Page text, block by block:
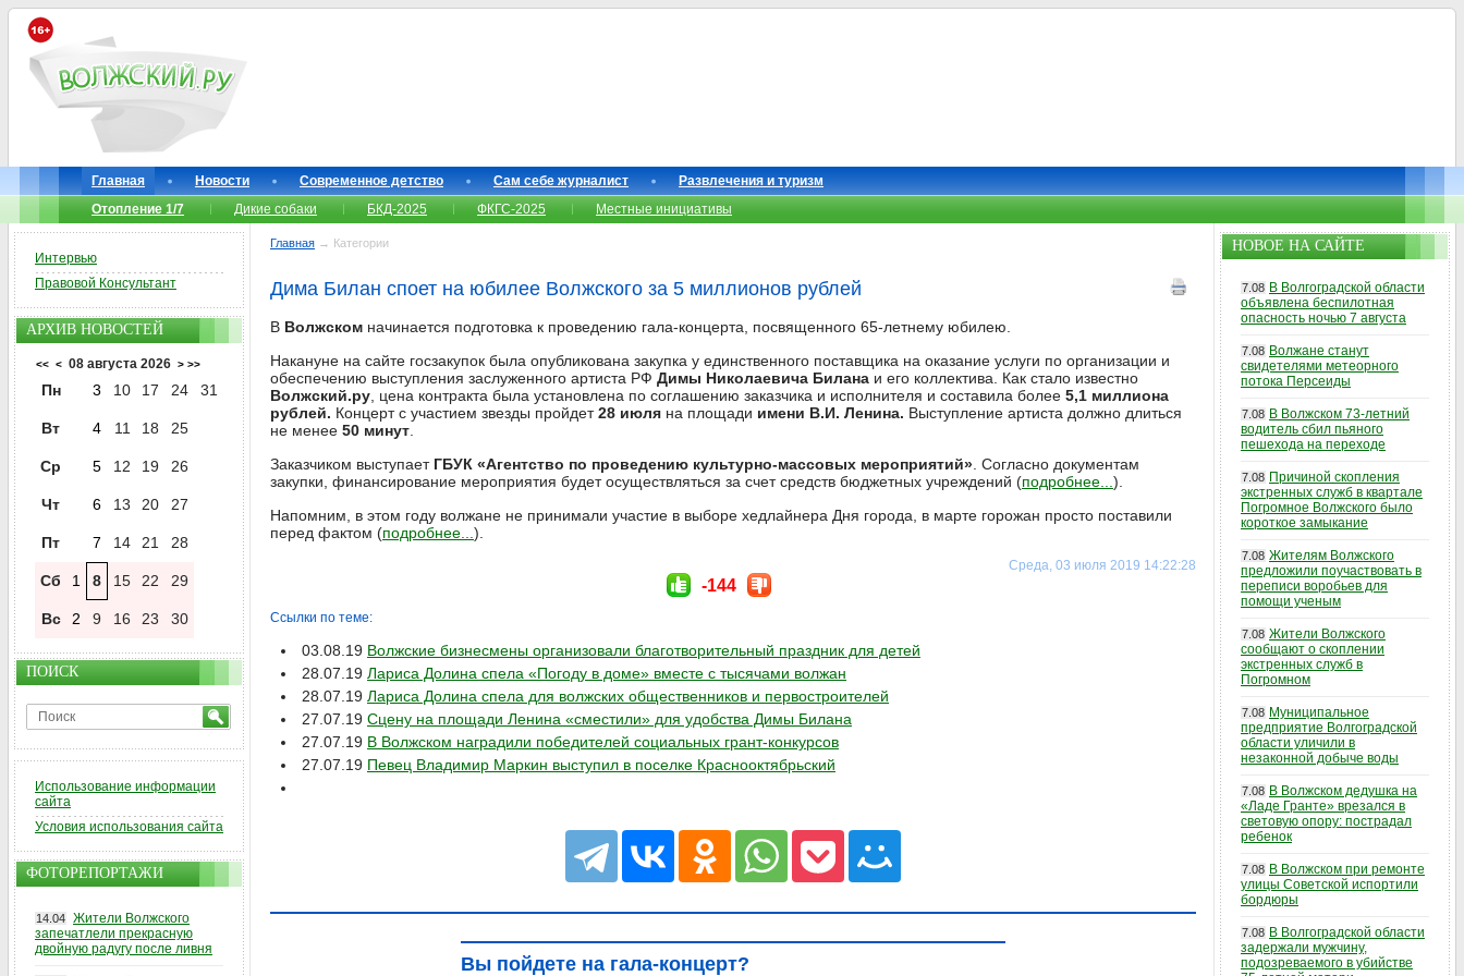
Главная Новости Современное детство Сам себе журналист
Развлечения и туризм
Отопление 1/7
Дикие собаки БКД-2025 ФКГС-2025 Местные инициативы
Главная → Категории
Дима Билан споет на юбилее Волжского за 5 миллионов рублей
В Волжском начинается подготовка к проведению гала-концерта, посвященного 65-летнему юбилею.
Накануне на сайте госзакупок была опубликована закупка у единственного поставщика на оказание услуги по организации и
обеспечению выступления заслуженного артиста РФ Димы Николаевича Билана и его коллектива. Как стало известно
Волжский.ру , цена контракта была установлена по соглашению заказчика и исполнителя и составила более 5,1 миллиона
рублей. Концерт с участием звезды пройдет28 июля на площади имени В.И. Ленина. Выступление артиста должно длиться
не менее 50 минут
Заказчиком выступает ГБУК «Агентство по проведению культурно-массовых мероприятий» . Согласно документам
закупки, финансирование мероприятия будет осуществляться за счет средств бюджетных учреждений (подробнее... ).
Напомним, в этом году волжане не принимали участие в выборе хедлайнера Дня города, в марте горожан просто поставили
перед фактом (подробнее... ).
Среда, 03 июля 2019 14:22:28
-144
Ссылки по теме:
03.08.19 Волжские бизнесмены организовали благотворительный праздник для детей
28.07.19 Лариса Долина спела «Погоду в доме» вместе с тысячами волжан
28.07.19 Лариса Долина спела для волжских общественников и первостроителей
27.07.19 Сцену на площади Ленина «сместили» для удобства Димы Билана
27.07.19 В Волжском наградили победителей социальных грант-конкурсов
27.07.19 Певец Владимир Маркин выступил в поселке Краснооктябрьский
Вы пойдете на гала-концерт?
Интервью
Правовой Консультант
АРХИВ НОВОСТЕЙ
<< < 08 августа 2026 > >>
Пн 3 10 17 24 31
Вт 4 11 18 25
Ср 5 12 19 26
Чт 6 13 20 27
Пт 7 14 21 28
Сб 1 8 15 22 29
Вс 2 9 16 23 30
ПОИСК
Использование информации
сайта
Условия использования сайта
ФОТОРЕПОРТАЖИ
14.04 Жители Волжского
запечатлели прекрасную
двойную радугу после ливня
НОВОЕ НА САЙТЕ
7.08 В Волгоградской области
объявлена беспилотная
опасность ночью 7 августа
7.08 Волжане станут
свидетелями метеорного
потока Персеиды
7.08 В Волжском 73-летний
водитель сбил пьяного
пешехода на переходе
7.08 Причиной скопления
экстренных служб в квартале
Погромное Волжского было
короткое замыкание
7.08 Жителям Волжского
предложили поучаствовать в
переписи воробьев для
помощи ученым
7.08 Жители Волжского
сообщают о скоплении
экстренных служб в
Погромном
7.08 Муниципальное
предприятие Волгоградской
области уличили в
незаконной добыче воды
7.08 В Волжском дедушка на
«Ладе Гранте» врезался в
световую опору: пострадал
ребенок
7.08 В Волжском при ремонте
улицы Советской испортили
бордюры
7.08 В Волгоградской области
задержали мужчину,
подозреваемого в убийстве